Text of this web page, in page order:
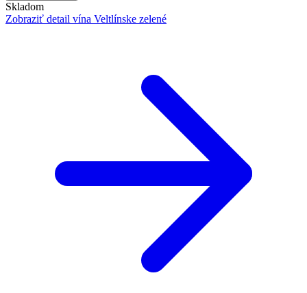
Skladom
Zobraziť detail vína Veltlínske zelené